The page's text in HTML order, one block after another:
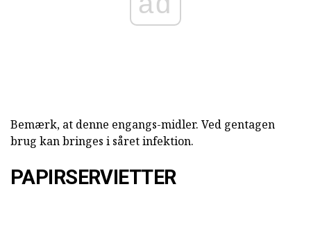
Bemærk, at denne engangs-midler. Ved gentagen
brug kan bringes i såret infektion.
PAPIRSERVIETTER